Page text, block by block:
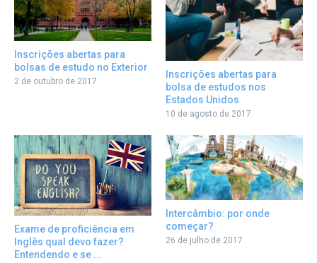
Inscrições abertas para
bolsas de estudo no Exterior
2 de outubro de 2017
Inscrições abertas para
bolsa de estudos nos
Estados Unidos
10 de agosto de 2017
Exame de proficiência em
Inglês qual devo fazer?
Entendendo e se ...
Intercâmbio: por onde
começar?
26 de julho de 2017